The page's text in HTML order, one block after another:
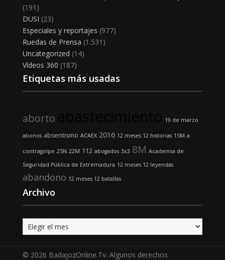
(191)
DUSI (23)
Especiales y reportajes (977)
Ruedas de Prensa (1.531)
Uncategorized (14)
Vídeos 360 (187)
Etiquetas más usadas
aborto 19 de marzo
abonos absentismo ACAEX 2016 12 meses 12 historias 15M a
contragolpe 25N 22M 112 abogados 3x3 8M Academia de
Seguridad Pública de Extremadura 12 meses 12 leyendas
abandono 12 meses 12 batallas
Archivo
Archivo
© 2026 BadajozOnline.Tv. Algunos derechos